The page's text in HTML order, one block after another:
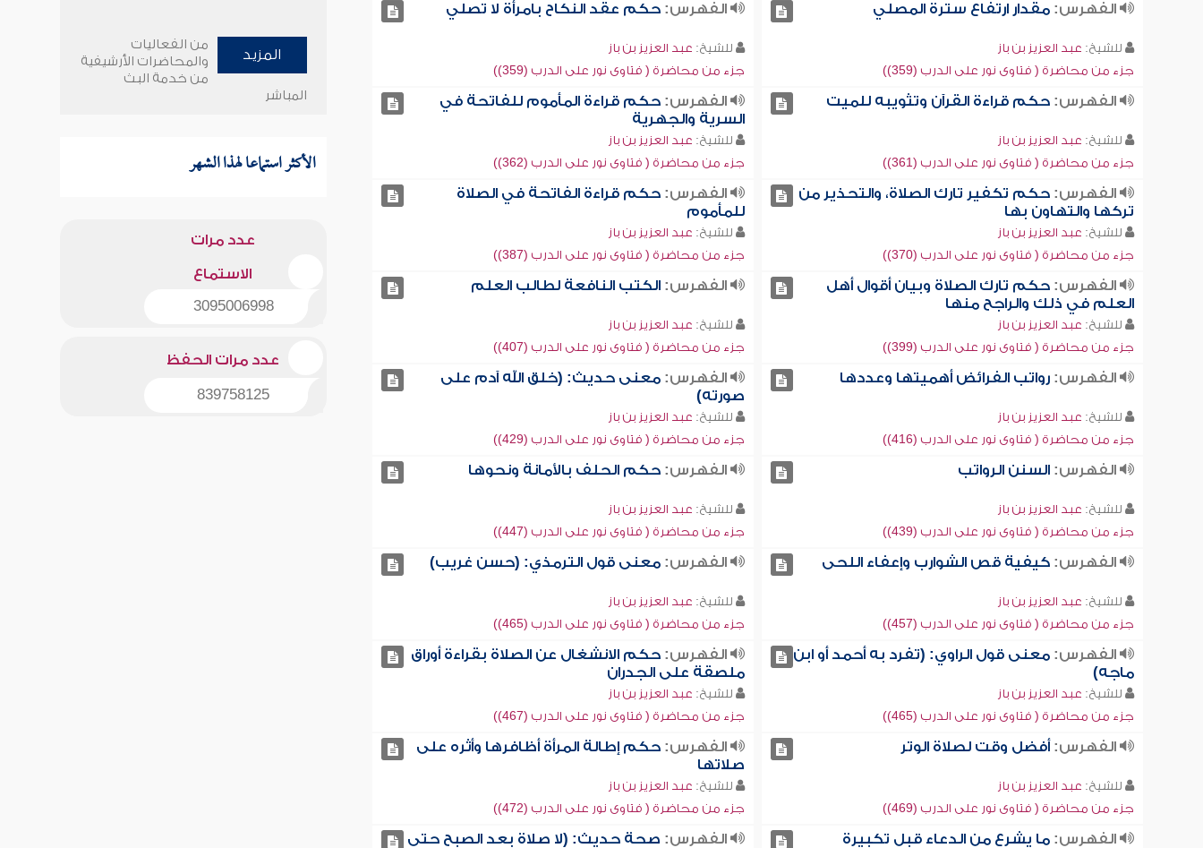
الفهرس:مقدار ارتفاع سترة المصلي
للشيخ: عبد العزيز بن باز
جزء من محاضرة ( فتاوى نور على الدرب (359))
الفهرس: حكم عقد النكاح بامرأة لا تصلي
للشيخ: عبد العزيز بن باز
جزء من محاضرة ( فتاوى نور على الدرب (359))
الفهرس:حكم قراءة القرآن وتثويبه للميت
للشيخ: عبد العزيز بن باز
جزء من محاضرة ( فتاوى نور على الدرب (361))
الفهرس: حكم قراءة المأموم للفاتحة في
السرية والجهرية
للشيخ: عبد العزيز بن باز
جزء من محاضرة ( فتاوى نور على الدرب (362))
الفهرس:حكم تكفير تارك الصلاة، والتحذير من
تركها والتهاون بها
للشيخ: عبد العزيز بن باز
جزء من محاضرة ( فتاوى نور على الدرب (370))
الفهرس: حكم قراءة الفاتحة في الصلاة
للمأموم
للشيخ: عبد العزيز بن باز
جزء من محاضرة ( فتاوى نور على الدرب (387))
الفهرس:حكم تارك الصلاة وبيان أقوال أهل
العلم في ذلك والراجح منها
للشيخ: عبد العزيز بن باز
جزء من محاضرة ( فتاوى نور على الدرب (399))
الفهرس: الكتب النافعة لطالب العلم
للشيخ: عبد العزيز بن باز
جزء من محاضرة ( فتاوى نور على الدرب (407))
الفهرس:رواتب الفرائض أهميتها وعددها
للشيخ: عبد العزيز بن باز
جزء من محاضرة ( فتاوى نور على الدرب (416))
الفهرس: معنى حديث: (خلق الله آدم على
صورته)
للشيخ: عبد العزيز بن باز
جزء من محاضرة ( فتاوى نور على الدرب (429))
الفهرس:السنن الرواتب
للشيخ: عبد العزيز بن باز
جزء من محاضرة ( فتاوى نور على الدرب (439))
الفهرس: حكم الحلف بالأمانة ونحوها
للشيخ: عبد العزيز بن باز
جزء من محاضرة ( فتاوى نور على الدرب (447))
الفهرس:كيفية قص الشوارب وإعفاء اللحى
للشيخ: عبد العزيز بن باز
جزء من محاضرة ( فتاوى نور على الدرب (457))
الفهرس: معنى قول الترمذي: (حسن غريب)
للشيخ: عبد العزيز بن باز
جزء من محاضرة ( فتاوى نور على الدرب (465))
الفهرس:معنى قول الراوي: (تفرد به أحمد أو ابن
ماجه)
للشيخ: عبد العزيز بن باز
جزء من محاضرة ( فتاوى نور على الدرب (465))
الفهرس: حكم الانشغال عن الصلاة بقراءة أوراق
ملصقة على الجدران
للشيخ: عبد العزيز بن باز
جزء من محاضرة ( فتاوى نور على الدرب (467))
الفهرس:أفضل وقت لصلاة الوتر
للشيخ: عبد العزيز بن باز
جزء من محاضرة ( فتاوى نور على الدرب (469))
الفهرس: حكم إطالة المرأة أظافرها وأثره على
صلاتها
للشيخ: عبد العزيز بن باز
جزء من محاضرة ( فتاوى نور على الدرب (472))
الفهرس:ما يشرع من الدعاء قبل تكبيرة
الفهرس: صحة حديث: (لا صلاة بعد الصبح حتى
المزيد
من الفعاليات
والمحاضرات الأرشيفية
من خدمة البث
المباشر
الأكثر استماعا لهذا الشهر
عدد مرات
الاستماع
3095006998
عدد مرات الحفظ
839758125